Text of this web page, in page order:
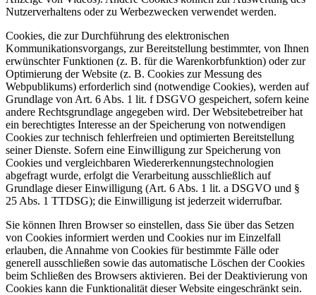
Nutzerverhaltens oder zu Werbezwecken verwendet werden.
Cookies, die zur Durchführung des elektronischen
Kommunikationsvorgangs, zur Bereitstellung bestimmter, von Ihnen
erwünschter Funktionen (z. B. für die Warenkorbfunktion) oder zur
Optimierung der Website (z. B. Cookies zur Messung des
Webpublikums) erforderlich sind (notwendige Cookies), werden auf
Grundlage von Art. 6 Abs. 1 lit. f DSGVO gespeichert, sofern keine
andere Rechtsgrundlage angegeben wird. Der Websitebetreiber hat
ein berechtigtes Interesse an der Speicherung von notwendigen
Cookies zur technisch fehlerfreien und optimierten Bereitstellung
seiner Dienste. Sofern eine Einwilligung zur Speicherung von
Cookies und vergleichbaren Wiedererkennungstechnologien
abgefragt wurde, erfolgt die Verarbeitung ausschließlich auf
Grundlage dieser Einwilligung (Art. 6 Abs. 1 lit. a DSGVO und §
25 Abs. 1 TTDSG); die Einwilligung ist jederzeit widerrufbar.
Sie können Ihren Browser so einstellen, dass Sie über das Setzen
von Cookies informiert werden und Cookies nur im Einzelfall
erlauben, die Annahme von Cookies für bestimmte Fälle oder
generell ausschließen sowie das automatische Löschen der Cookies
beim Schließen des Browsers aktivieren. Bei der Deaktivierung von
Cookies kann die Funktionalität dieser Website eingeschränkt sein.